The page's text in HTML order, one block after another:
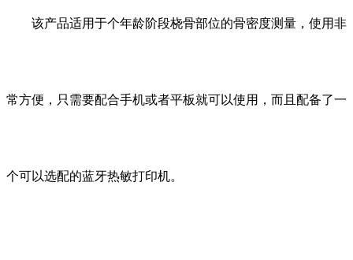
该产品适用于个年龄阶段桡骨部位的骨密度测量，使用非
常方便，只需要配合手机或者平板就可以使用，而且配备了一
个可以选配的蓝牙热敏打印机。